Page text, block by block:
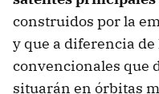
construidos por la
y que a diferencia de
convencionales que
situarán en órbitas